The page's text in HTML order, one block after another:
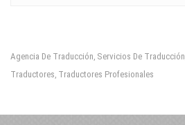
Agencia De Traducción, Servicios De Traducción
Traductores, Traductores Profesionales